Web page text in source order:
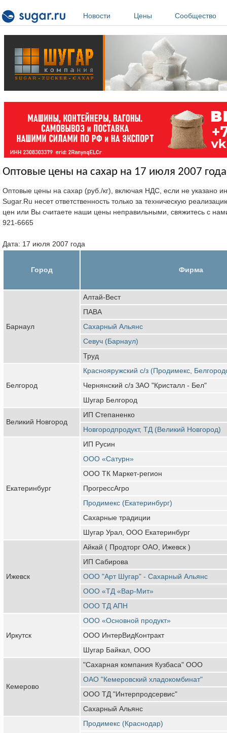
Новости
Цены Сообщество
Оптовые цены на сахар на 17 июля 2007
Оптовые цены на сахар (руб./кг), включая НДС, если не указано
Sugar.Ru несет ответственность только за техническую
цен или Вы считаете наши цены неправильными, свяжитесь с
921-6665
Дата: 17 июля 2007 года
Город Фирма
Барнаул
Алтай-Вест
ПАВА
Сахарный Альянс
Севуч (Барнаул)
Труд
Белгород
Краснояружский с/з (Продимекс,
Чернянский с/з ЗАО "Кристалл - Бел"
Шугар Белгород
Великий Новгород
ИП Степаненко
Новгородпродукт, ТД (Великий Новгород)
Екатеринбург
ИП Русин
ООО «Сатурн»
ООО ТК Маркет-регион
ПрогрессАгро
Продимекс (Екатеринбург)
Сахарные традиции
Шугар Урал, ООО Екатеринбург
Ижевск
Айкай ( Продторг ОАО, Ижевск )
ИП Сабирова
ООО "Арт Шугар" - Сахарный Альянс
ООО «ТД «Вар-Мит»
ООО ТД АПН
Иркутск
ООО «Основной продукт»
ООО ИнтерВидКонтракт
Шугар Байкал, ООО
Кемерово
"Сахарная компания Кузбаса" ООО
ОАО "Кемеровский хладокомбинат"
ООО ТД "Интерпродсервис"
Сахарный Альянс
Продимекс (Краснодар)